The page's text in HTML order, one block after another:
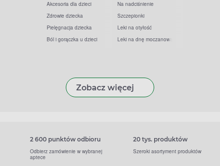
Akcesoria dla dzieci
Zdrowie dziecka
Pielęgnacja dziecka
Ból i gorączka u dzieci
Na nadciśnienie
Szczepionki
Leki na otyłość
Leki na dnę moczanową
Zobacz więcej
2 600 punktów odbioru
Odbierz zamówienie w wybranej
aptece
20 tys. produktów
Szeroki asortyment produktów